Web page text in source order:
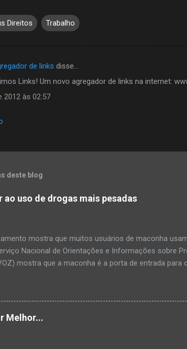
Direitos Trabalho
de links disse…
Links! Um novo agregador de links na internet:
2012 às 02:57
deste blog
ao uso de drogas mais pesadas
mostra que muitos usuários de maconha
Nacional de Orientações e Informações sobre
mostra que a maconha é a porta de entrada para
e crack. Dos cerca de 1000 entrevistados muitos já
para executar algumas tarefas, algum
à sexualidade. Além disso, a pesquisa mostra
Melhor...